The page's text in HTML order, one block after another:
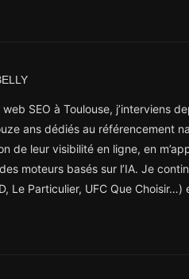
SEO à Toulouse, j’interviens
ans dédiés au référencement
de leur visibilité en ligne, en
moteurs basés sur l’IA. Je
Le Particulier, UFC Que